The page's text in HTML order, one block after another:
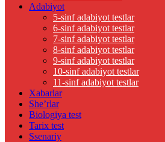
Adabiyot
5-sinf adabiyot testlar
6-sinf adabiyot testlar
7-sinf adabiyot testlar
8-sinf adabiyot testlar
9-sinf adabiyot testlar
10-sinf adabiyot testlar
11-sinf adabiyot testlar
Xabarlar
She’rlar
Biologiya test
Tarix test
Ssenariy